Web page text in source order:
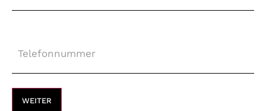
Adresse*
WEITER